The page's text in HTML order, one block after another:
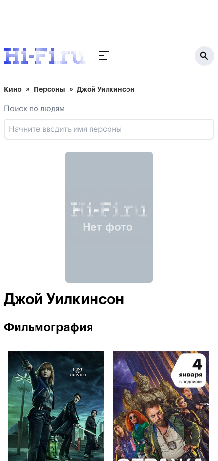
Кино Персоны Джой Уилкинсон
Поиск по людям
Джой Уилкинсон
Фильмография